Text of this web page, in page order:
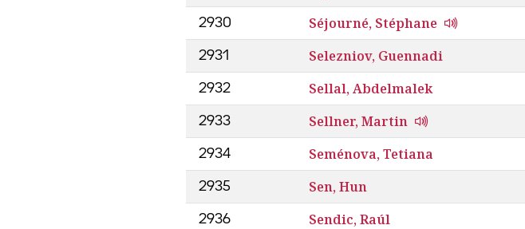
2930 Séjourné, Stéphane
2931 Selezniov, Guennadi
2932 Sellal, Abdelmalek
2933 Sellner, Martin
2934 Seménova, Tetiana
2935 Sen, Hun
2936 Sendic, Raúl